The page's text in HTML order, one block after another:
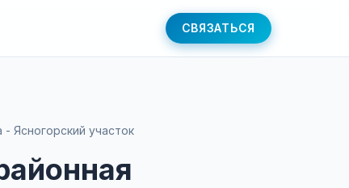
СВЯЗАТЬСЯ
Ясногорский участок